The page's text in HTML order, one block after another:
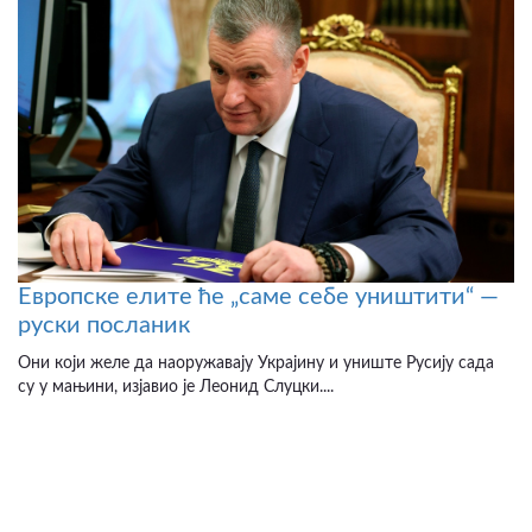
Европске елите ће „саме себе уништити“ —
руски посланик
Они који желе да наоружавају Украјину и униште Русију сада
су у мањини, изјавио је Леонид Слуцки....